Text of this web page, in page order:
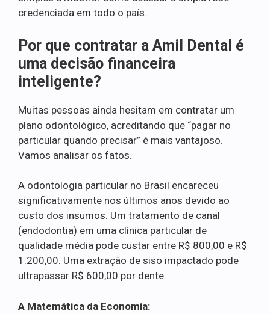
credenciada em todo o país.
Por que contratar a Amil Dental é
uma decisão financeira
inteligente?
Muitas pessoas ainda hesitam em contratar um
plano odontológico, acreditando que “pagar no
particular quando precisar” é mais vantajoso.
Vamos analisar os fatos.
A odontologia particular no Brasil encareceu
significativamente nos últimos anos devido ao
custo dos insumos. Um tratamento de canal
(endodontia) em uma clínica particular de
qualidade média pode custar entre R$ 800,00 e R$
1.200,00. Uma extração de siso impactado pode
ultrapassar R$ 600,00 por dente.
A Matemática da Economia: